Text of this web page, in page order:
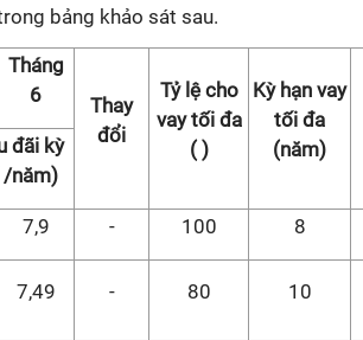
bảng khảo sát sau.
Tháng
6
Thay
đổi
Tỷ lệ cho
vay tối đa
( )
Kỳ hạn vay
tối đa
(năm)
đãi kỳ
/năm)
7,9 - 100 8
7,49 - 80 10